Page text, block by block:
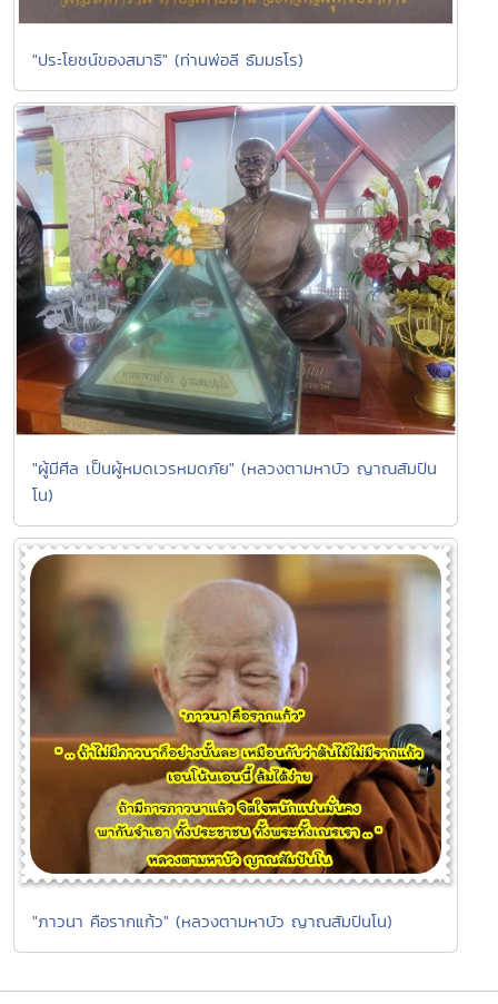
"ประโยชน์ของสมาธิ" (ท่านพ่อลี ธัมมธโร)
"ผู้มีศีล เป็นผู้หมดเวรหมดภัย" (หลวงตามหาบัว ญาณสัมปัน
โน)
"ภาวนา คือรากแก้ว" (หลวงตามหาบัว ญาณสัมปันโน)